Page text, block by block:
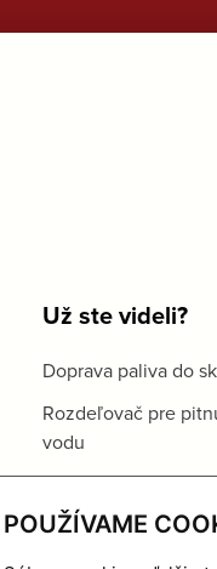
POUŽÍVAME
Už ste videli?
Doprava paliva do
Rozdeľovač pre
vodu